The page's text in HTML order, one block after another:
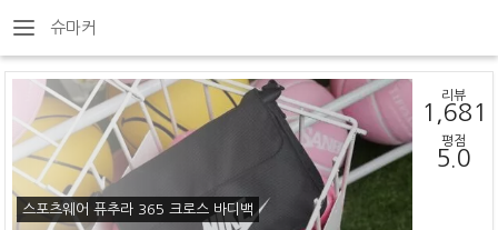
슈마커
스포츠웨어 퓨추라 365 크로스 바디백
리뷰
1,681
평점
5.0